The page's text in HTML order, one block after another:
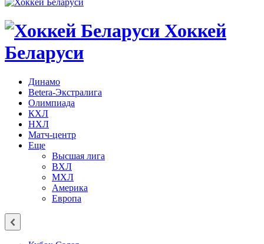
Хоккей
Беларуси
Динамо
Betera-Экстралига
Олимпиада
КХЛ
НХЛ
Матч-центр
Еще
Высшая лига
ВХЛ
МХЛ
Америка
Европа